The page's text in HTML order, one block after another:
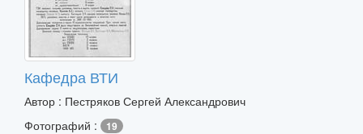
Кафедра ВТИ
Автор : Пестряков Сергей Александрович
Фотографий :
19